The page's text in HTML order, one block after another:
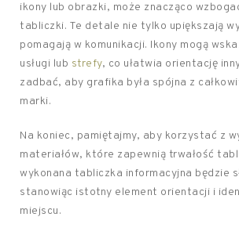
ikony lub obrazki, może znacząco
tabliczki. Te detale nie tylko upiększają
pomagają w komunikacji. Ikony mogą
usługi lub strefy, co ułatwia orientację
zadbać, aby grafika była spójna z
marki.
Na koniec, pamiętajmy, aby korzystać z
materiałów, które zapewnią trwałość
wykonana tabliczka informacyjna będzie
stanowiąc istotny element orientacji i
miejscu.